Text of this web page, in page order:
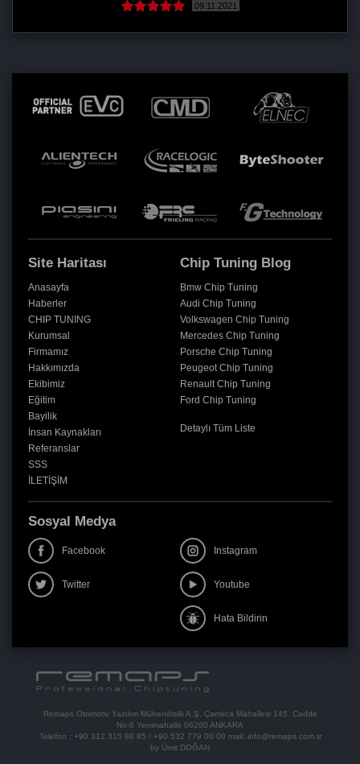
09.11.2021
Site Haritası
Anasayfa
Haberler
CHIP TUNING
Kurumsal
Firmamız
Hakkımızda
Ekibimiz
Eğitim
Bayilik
İnsan Kaynakları
Referanslar
SSS
İLETİŞİM
Chip Tuning Blog
Bmw Chip Tuning
Audi Chip Tuning
Volkswagen Chip Tuning
Mercedes Chip Tuning
Porsche Chip Tuning
Peugeot Chip Tuning
Renault Chip Tuning
Ford Chip Tuning
Detaylı Tüm Liste
Sosyal Medya
Facebook Instagram
Twitter Youtube
Hata Bildirin
Remaps Otomotiv Yazılım Mühendislik A.Ş. Çamlıca Mahallesi 145. Cadde
No:6 Yenimahalle 06200 ANKARA
Telefon : +90 312 315 88 85 / +90 532 779 00 00 mail: info@remaps.com.tr
by Ümit DOĞAN